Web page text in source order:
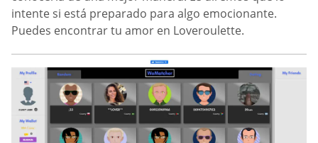
intente si está preparado para algo emocionante.
Puedes encontrar tu amor en Loveroulette.